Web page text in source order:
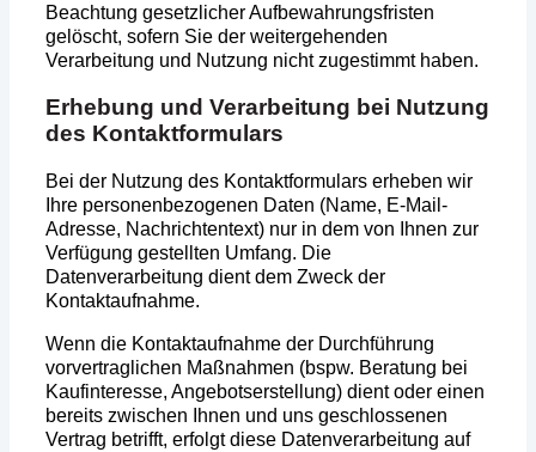
Beachtung gesetzlicher Aufbewahrungsfristen
gelöscht, sofern Sie der weitergehenden
Verarbeitung und Nutzung nicht zugestimmt haben.
Erhebung und Verarbeitung bei Nutzung
des Kontaktformulars
Bei der Nutzung des Kontaktformulars erheben wir
Ihre personenbezogenen Daten (Name, E-Mail-
Adresse, Nachrichtentext) nur in dem von Ihnen zur
Verfügung gestellten Umfang. Die
Datenverarbeitung dient dem Zweck der
Kontaktaufnahme.
Wenn die Kontaktaufnahme der Durchführung
vorvertraglichen Maßnahmen (bspw. Beratung bei
Kaufinteresse, Angebotserstellung) dient oder einen
bereits zwischen Ihnen und uns geschlossenen
Vertrag betrifft, erfolgt diese Datenverarbeitung auf